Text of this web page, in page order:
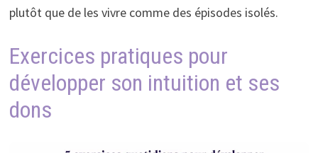
plutôt que de les vivre comme des épisodes isolés.
Exercices pratiques pour
développer son intuition et ses
dons